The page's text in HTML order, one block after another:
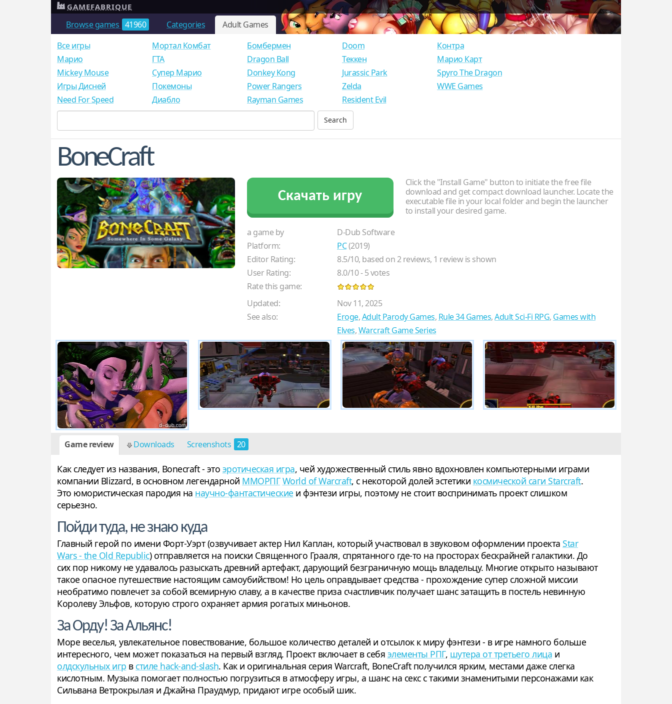
Browse games 41960 Categories Adult Games
GAMEFABRIQUE
Все игры
Mарио
Mickey Mouse
Игры Дисней
Need For Speed
Мортал Комбат
ГТА
Супер Марио
Покемоны
Диабло
Бомбермен
Dragon Ball
Donkey Kong
Power Rangers
Rayman Games
Doom
Теккен
Jurassic Park
Zelda
Resident Evil
Контра
Марио Карт
Spyro The Dragon
WWE Games
BoneCraft
Скачать игру
Click the "Install Game" button to initiate the free file
download and get compact download launcher. Locate the
executable file in your local folder and begin the launcher
to install your desired game.
a game by
D-Dub Software
Platform:
PC(2019)
Editor Rating:
8.5/10, based on2reviews, 1 review is shown
User Rating:
8.0/10-5votes
Rate this game:
Updated:
Nov 11, 2025
See also:
Eroge,Adult Parody Games, Rule 34 Games,Adult Sci-Fi RPG, Games with
Elves,Warcraft Game Series
Game review Downloads Screenshots 20
Как следует из названия, Bonecraft - это эротическая игра, чей художественный стиль явно вдохновлен компьютерными играми
компании Blizzard, в основном легендарной ММОРПГ World of Warcraft, с некоторой долей эстетики космической саги Starcraft.
Это юмористическая пародия на научно-фантастические и фэнтези игры, поэтому не стоит воспринимать проект слишком
серьезно.
Пойди туда, не знаю куда
Главный герой по имени Форт-Уэрт (озвучивает актер Нил Каплан, который участвовал в звуковом оформлении проекта Star
Wars - the Old Republic) отправляется на поиски Священного Грааля, спрятанного где-то на просторах бескрайней галактики. До
сих пор никому не удавалось разыскать древний артефакт, дарующий безграничную мощь владельцу. Многие открыто называют
такое опасное путешествие настоящим самоубийством! Но цель оправдывает средства - прохождение супер сложной миссии
необратимо повлечет за собой всемирную славу, а в качестве приза счастливчик получает шанс затащить в постель невинную
Королеву Эльфов, которую строго охраняет армия рогатых миньонов.
За Орду! За Альянс!
Море веселья, увлекательное повествование, большое количество деталей и отсылок к миру фэнтези - в игре намного больше
интересного, чем может показаться на первый взгляд. Проект включает в себя элементы РПГ, шутера от третьего лица и
олдскульных игр в стиле hack-and-slash. Как и оригинальная серия Warcraft, BoneCraft получился ярким, местами даже слегка
кислотным. Музыка помогает полностью погрузиться в атмосферу игры, а шанс на секс с такими знаменитыми персонажами как
Сильвана Ветрокрылая и Джайна Праудмур, придают игре особый шик.